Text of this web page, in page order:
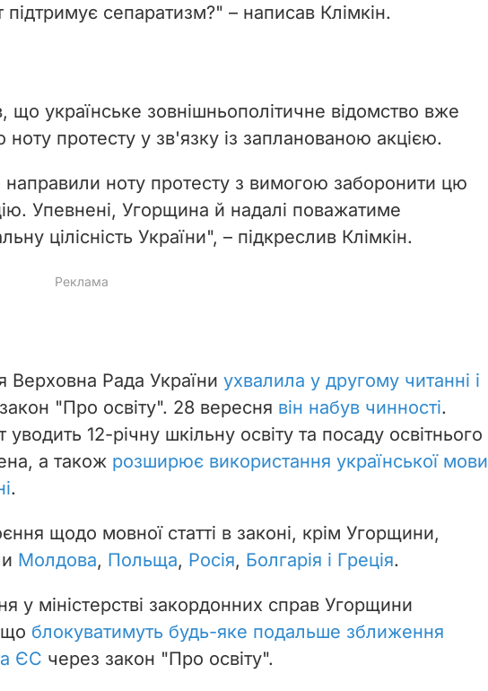
d
o
сепаратизм?" – написав Клімкін.
що українське зовнішньополітичне відомство вже
ноту протесту у зв'язку із запланованою акцією.
ноту протесту з вимогою заборонити цю
Упевнені, Угорщина й надалі поважатиме
цілісність України", – підкреслив Клімкін.
Верховна Рада України ухвалила у другому читанні і
закон "Про освіту". 28 вересня він набув чинності.
12-річну шкільну освіту та посаду освітнього
а також розширює використання української мови
.
щодо мовної статті в законі, крім Угорщини,
Молдова, Польща, Росія, Болгарія і Греція.
у міністерстві закордонних справ Угорщини
що блокуватимуть будь-яке подальше зближення
ЄС через закон "Про освіту".